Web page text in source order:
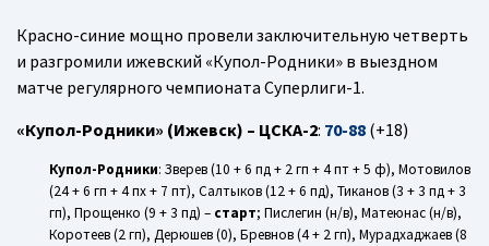
Красно-синие мощно провели заключительную четверть
и разгромили ижевский «Купол-Родники» в выездном
матче регулярного чемпионата Суперлиги-1.
«Купол-Родники» (Ижевск) – ЦСКА-2: 70-88 (+18)
Купол-Родники: Зверев (10 + 6 пд + 2 гп + 4 пт + 5 ф), Мотовилов
(24 + 6 гп + 4 пх + 7 пт), Салтыков (12 + 6 пд), Тиканов (3 + 3 пд + 3
гп), Прощенко (9 + 3 пд) – старт; Пислегин (н/в), Матеюнас (н/в),
Коротеев (2 гп), Дерюшев (0), Бревнов (4 + 2 гп), Мурадхаджаев (8